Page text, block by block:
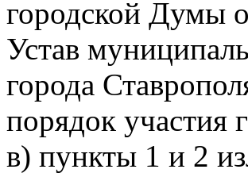
городской Думы
Устав
города
порядок участия
в) пункты 1 и 2